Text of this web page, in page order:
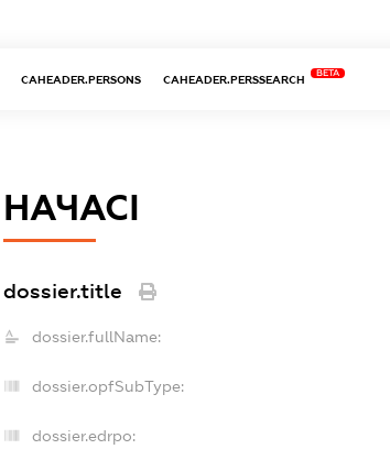
CAHEADER.PERSONS CAHEADER.PERSSEARCH
BETA
НАЧАСІ
dossier.title
dossier.fullName:
dossier.opfSubType:
dossier.edrpo: